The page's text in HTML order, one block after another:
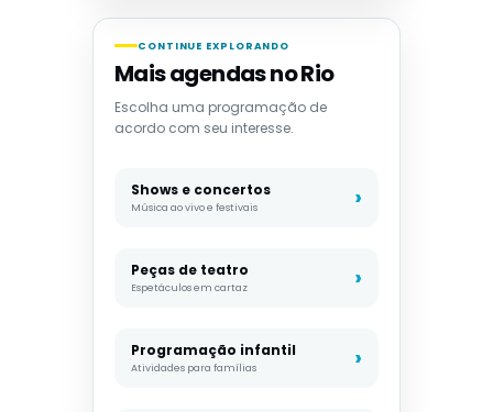
CONTINUE EXPLORANDO
Mais agendas no Rio
Escolha uma programação de
acordo com seu interesse.
Shows e concertos
Música ao vivo e festivais
Peças de teatro
Espetáculos em cartaz
Programação infantil
Atividades para famílias